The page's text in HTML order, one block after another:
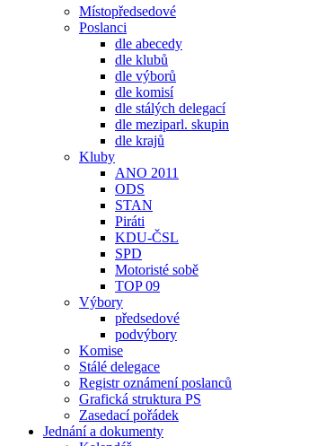
Místopředsedové
Poslanci
dle abecedy
dle klubů
dle výborů
dle komisí
dle stálých delegací
dle meziparl. skupin
dle krajů
Kluby
ANO 2011
ODS
STAN
Piráti
KDU-ČSL
SPD
Motoristé sobě
TOP 09
Výbory
předsedové
podvýbory
Komise
Stálé delegace
Registr oznámení poslanců
Grafická struktura PS
Zasedací pořádek
Jednání a dokumenty